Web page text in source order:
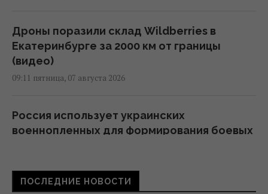
Дроны поразили склад Wildberries в
Екатеринбурге за 2000 км от границы
(видео)
09:11 пятница, 07 августа 2026
Россия использует украинских
военнопленных для формирования боевых
ПОСЛЕДНИЕ НОВОСТИ